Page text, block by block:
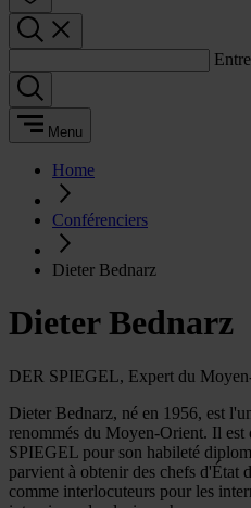
Menu
Home
Conférenciers
Dieter Bednarz
Dieter Bednarz
DER SPIEGEL, Expert du
Dieter Bednarz, né en 1956, est
renommés du Moyen-Orient. Il est
SPIEGEL pour son habileté
parvient à obtenir des chefs d'État
comme interlocuteurs pour les